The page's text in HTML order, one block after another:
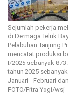
Sejumlah pekerja
di Dermaga Teluk
Pelabuhan Tanjung
mencatat produksi
I/2026 sebanyak
tahun 2025
Januari - Februari
FOTO/Fitra Yogi/wsj